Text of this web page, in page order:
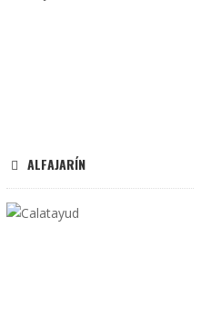
ALFAJARÍN